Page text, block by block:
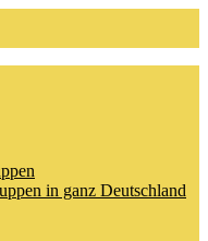
in ganz Deutschland